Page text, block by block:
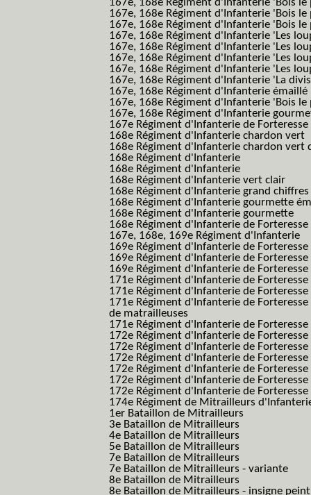
167e, 168e Régiment d'Infanterie 'Bois
167e, 168e Régiment d'Infanterie 'Bois
167e, 168e Régiment d'Infanterie 'Bois
167e, 168e Régiment d'Infanterie 'Les
167e, 168e Régiment d'Infanterie 'Les
167e, 168e Régiment d'Infanterie 'Les
167e, 168e Régiment d'Infanterie 'Les
167e, 168e Régiment d'Infanterie 'La
167e, 168e Régiment d'Infanterie émaillé
167e, 168e Régiment d'Infanterie 'Bois
167e, 168e Régiment d'Infanterie
167e Régiment d'Infanterie de
168e Régiment d'Infanterie chardon vert
168e Régiment d'Infanterie chardon vert
168e Régiment d'Infanterie
168e Régiment d'Infanterie
168e Régiment d'Infanterie vert clair
168e Régiment d'Infanterie grand chiffres
168e Régiment d'Infanterie gourmette
168e Régiment d'Infanterie gourmette
168e Régiment d'Infanterie de Forteresse
167e, 168e, 169e Régiment d'Infanterie
169e Régiment d'Infanterie de Forteresse
169e Régiment d'Infanterie de
169e Régiment d'Infanterie de
171e Régiment d'Infanterie de Forteresse
171e Régiment d'Infanterie de
171e Régiment d'Infanterie de
de matrailleuses
171e Régiment d'Infanterie de
172e Régiment d'Infanterie de Forteresse
172e Régiment d'Infanterie de Forteresse
172e Régiment d'Infanterie de
172e Régiment d'Infanterie de
172e Régiment d'Infanterie de
172e Régiment d'Infanterie de
174e Régiment de Mitrailleurs
1er Bataillon de Mitrailleurs
3e Bataillon de Mitrailleurs
4e Bataillon de Mitrailleurs
5e Bataillon de Mitrailleurs
7e Bataillon de Mitrailleurs
7e Bataillon de Mitrailleurs - variante
8e Bataillon de Mitrailleurs
8e Bataillon de Mitrailleurs - insigne peint